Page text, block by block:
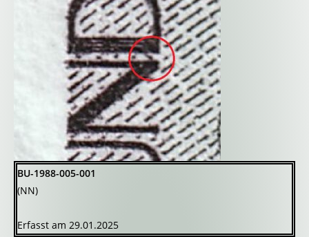
BU-1988-005-001
(NN)
Erfasst am 29.01.2025